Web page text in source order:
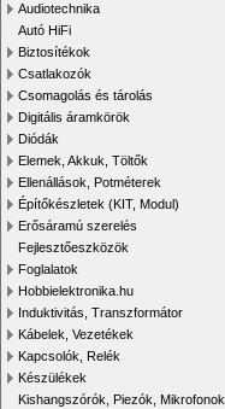
Audiotechnika
Autó HiFi
Biztosítékok
Csatlakozók
Csomagolás és tárolás
Digitális áramkörök
Diódák
Elemek, Akkuk, Töltők
Ellenállások, Potméterek
Építőkészletek (KIT, Modul)
Erősáramú szerelés
Fejlesztőeszközök
Foglalatok
Hobbielektronika.hu
Induktivitás, Transzformátor
Kábelek, Vezetékek
Kapcsolók, Relék
Készülékek
Kishangszórók, Piezók, Mikrofonok